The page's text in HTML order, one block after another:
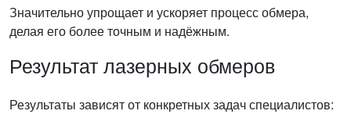
Значительно упрощает и ускоряет процесс обмера,
делая его более точным и надёжным.
Результат лазерных обмеров
Результаты зависят от конкретных задач специалистов: